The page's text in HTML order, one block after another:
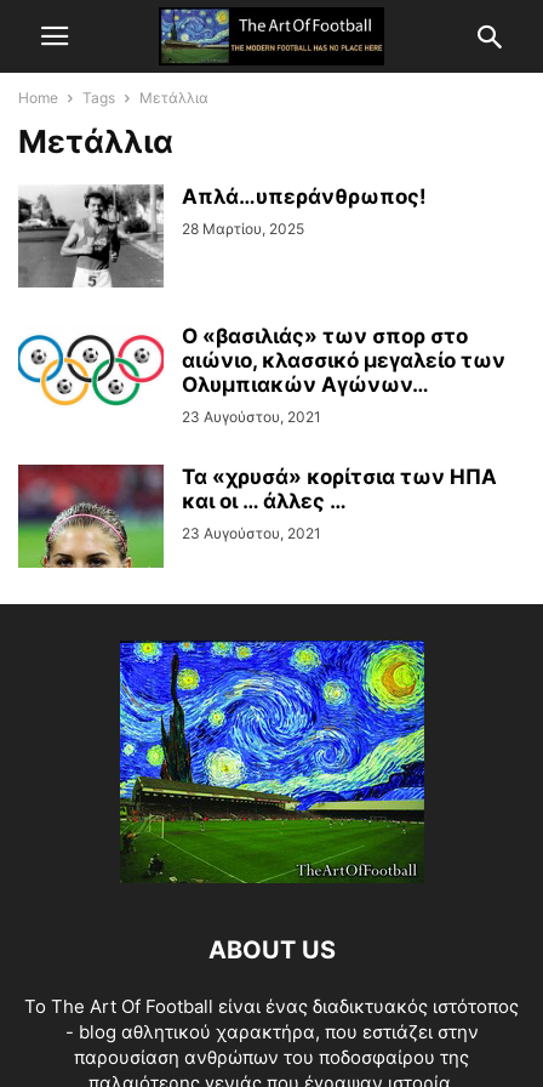
Home Tags Μετάλλια
Μετάλλια
Απλά…υπεράνθρωπος!
28 Μαρτίου, 2025
Ο «βασιλιάς» των σπορ στο
αιώνιο, κλασσικό μεγαλείο των
Ολυμπιακών Αγώνων…
23 Αυγούστου, 2021
Τα «χρυσά» κορίτσια των ΗΠΑ
και οι … άλλες …
23 Αυγούστου, 2021
ABOUT US
Το The Art Of Football είναι ένας διαδικτυακός ιστότοπος
- blog αθλητικού χαρακτήρα, που εστιάζει στην
παρουσίαση ανθρώπων του ποδοσφαίρου της